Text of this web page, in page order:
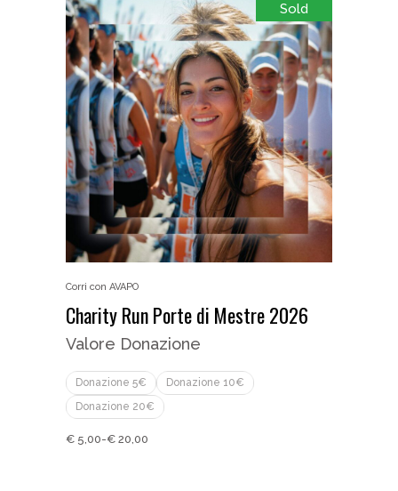
Sold
Corri con AVAPO
Charity Run Porte di Mestre 2026
Valore Donazione
Donazione 5€
Donazione 10€
Donazione 20€
€ 5,00-€ 20,00
Fascia